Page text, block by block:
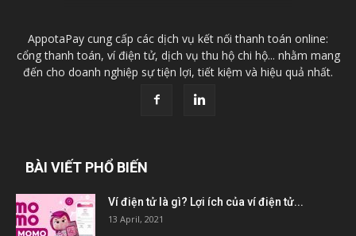
AppotaPay cung cấp các dịch vụ kết nối thanh toán online:
cổng thanh toán, ví điện tử, dịch vụ thu hộ chi hộ... nhằm mang
đến cho doanh nghiệp sự tiện lợi, tiết kiệm và hiệu quả nhất.
BÀI VIẾT PHỔ BIẾN
Ví điện tử là gì? Lợi ích của ví điện tử...
13 April, 2021